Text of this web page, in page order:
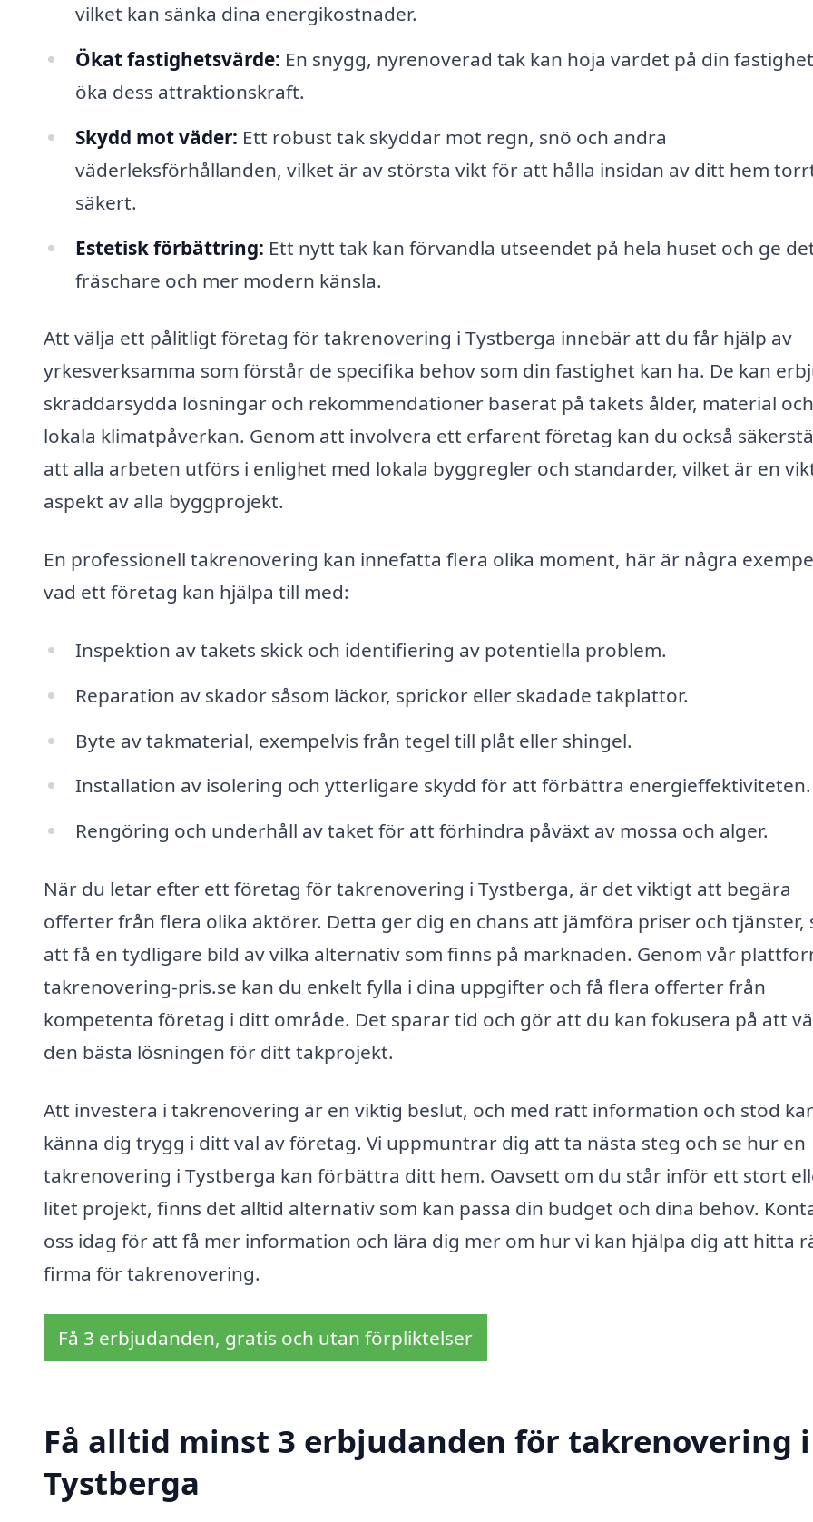
vilket kan sänka dina energikostnader.
Ökat fastighetsvärde: En snygg, nyrenoverad tak kan höja värdet på din
öka dess attraktionskraft.
Skydd mot väder: Ett robust tak skyddar mot regn, snö och andra
väderleksförhållanden, vilket är av största vikt för att hålla insidan av ditt hem
säkert.
Estetisk förbättring: Ett nytt tak kan förvandla utseendet på hela huset och ge
fräschare och mer modern känsla.
Att välja ett pålitligt företag för takrenovering i Tystberga innebär att du får hjälp av
yrkesverksamma som förstår de specifika behov som din fastighet kan ha. De kan
skräddarsydda lösningar och rekommendationer baserat på takets ålder, material
lokala klimatpåverkan. Genom att involvera ett erfarent företag kan du också
att alla arbeten utförs i enlighet med lokala byggregler och standarder, vilket är en
aspekt av alla byggprojekt.
En professionell takrenovering kan innefatta flera olika moment, här är några
vad ett företag kan hjälpa till med:
Inspektion av takets skick och identifiering av potentiella problem.
Reparation av skador såsom läckor, sprickor eller skadade takplattor.
Byte av takmaterial, exempelvis från tegel till plåt eller shingel.
Installation av isolering och ytterligare skydd för att förbättra energieffektiviteten.
Rengöring och underhåll av taket för att förhindra påväxt av mossa och alger.
När du letar efter ett företag för takrenovering i Tystberga, är det viktigt att begära
offerter från flera olika aktörer. Detta ger dig en chans att jämföra priser och tjänster,
att få en tydligare bild av vilka alternativ som finns på marknaden. Genom vår
takrenovering-pris.se kan du enkelt fylla i dina uppgifter och få flera offerter från
kompetenta företag i ditt område. Det sparar tid och gör att du kan fokusera på att
den bästa lösningen för ditt takprojekt.
Att investera i takrenovering är en viktig beslut, och med rätt information och stöd
känna dig trygg i ditt val av företag. Vi uppmuntrar dig att ta nästa steg och se hur en
takrenovering i Tystberga kan förbättra ditt hem. Oavsett om du står inför ett stort
litet projekt, finns det alltid alternativ som kan passa din budget och dina behov.
oss idag för att få mer information och lära dig mer om hur vi kan hjälpa dig att hitta
firma för takrenovering.
Få 3 erbjudanden, gratis och utan förpliktelser
Få alltid minst 3 erbjudanden för takrenovering i
Tystberga